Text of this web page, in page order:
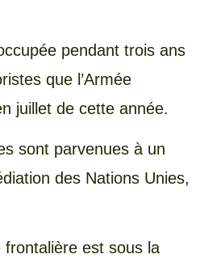
pendant trois ans
que l’Armée
juillet de cette année.
sont parvenues à un
des Nations Unies,
est sous la